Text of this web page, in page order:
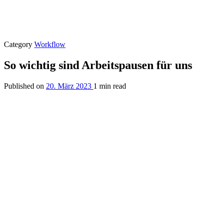
Category Workflow
So wichtig sind Arbeitspausen für uns
Published on 20. März 2023 1 min read